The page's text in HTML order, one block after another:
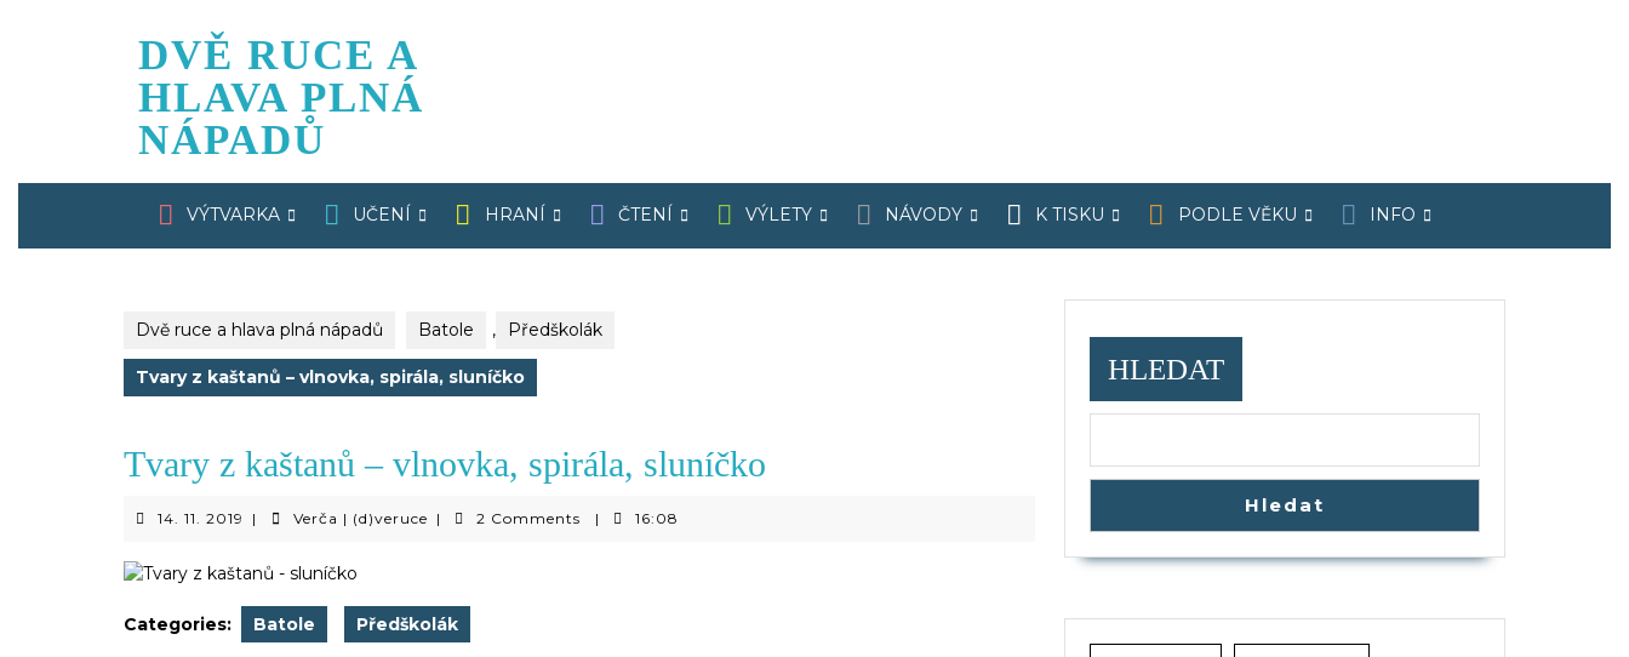
DVĚ RUCE A
HLAVA PLNÁ
NÁPADŮ
VÝTVARKA UČENÍ HRANÍ ČTENÍ VÝLETY NÁVODY K TISKU PODLE VĚKU INFO
Dvě ruce a hlava plná nápadů Batole , Předškolák
Tvary z kaštanů – vlnovka, spirála, sluníčko
Tvary z kaštanů – vlnovka, spirála, sluníčko
14. 11. 2019 14.
2019
| Verča | (d)veruceVerča
| 2 Comments | 16:08
Categories: Batole Předškolák
HLEDAT
Hledat